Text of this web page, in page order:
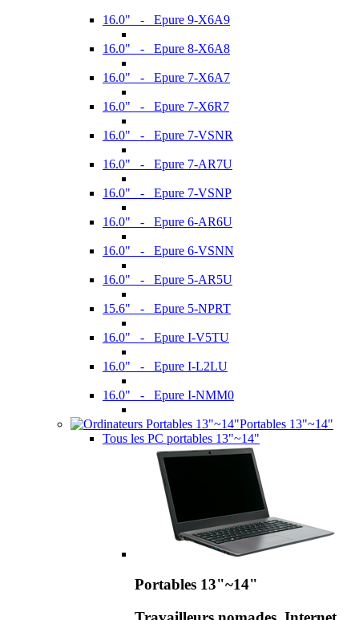
16.0" - Epure 9-X6A9
16.0" - Epure 8-X6A8
16.0" - Epure 7-X6A7
16.0" - Epure 7-X6R7
16.0" - Epure 7-VSNR
16.0" - Epure 7-AR7U
16.0" - Epure 7-VSNP
16.0" - Epure 6-AR6U
16.0" - Epure 6-VSNN
16.0" - Epure 5-AR5U
15.6" - Epure 5-NPRT
16.0" - Epure I-V5TU
16.0" - Epure I-L2LU
16.0" - Epure I-NMM0
Portables 13"~14"
Tous les PC portables 13"~14"
Portables 13"~14"